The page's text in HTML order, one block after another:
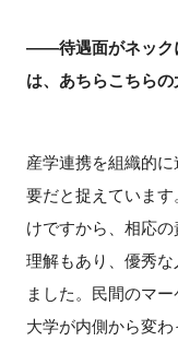
――待遇面がネック
は、あちらこちらの
産学連携を組織的
要だと捉えていま
けですから、相応
理解もあり、優秀
ました。民間のマ
大学が内側から変わ